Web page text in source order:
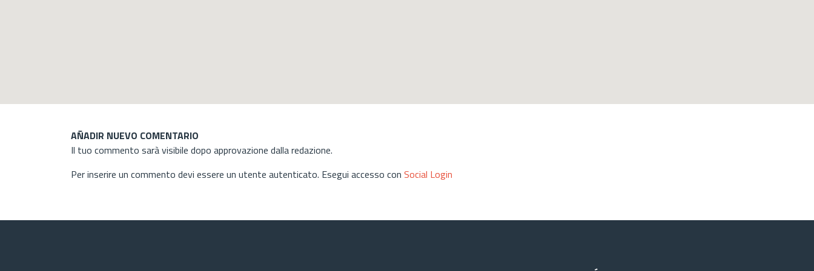
AÑADIR NUEVO COMENTARIO
Il tuo commento sarà visibile dopo approvazione dalla redazione.
Per inserire un commento devi essere un utente autenticato. Esegui accesso con Social Login